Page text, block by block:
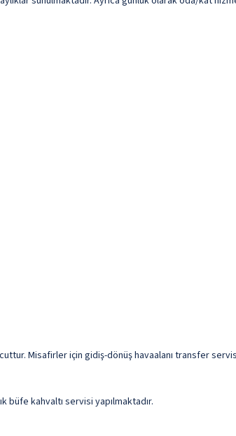
Misafirler için gidiş-dönüş havaalanı transfer
büfe kahvaltı servisi yapılmaktadır.